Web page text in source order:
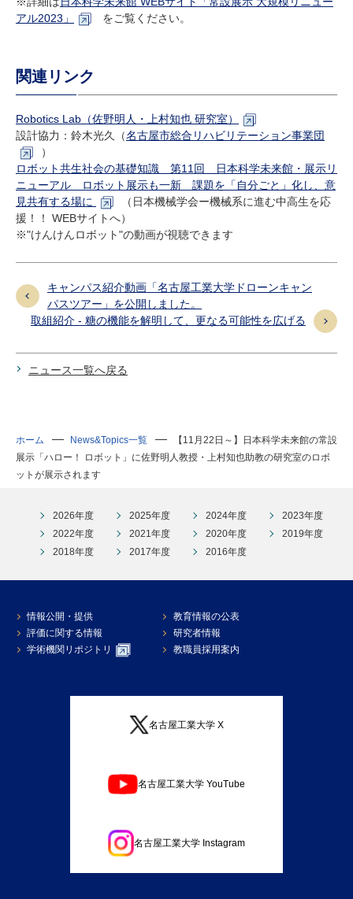
アル2023」
をご覧ください。
関連リンク
Robotics Lab（佐野明人・上村知也 研究室）
設計協力：鈴木光久（名古屋市総合リハビリテーション事業団
）
ロボット共生社会の基礎知識 第11回 日本科学未来館・展示リ
ニューアル ロボット展示も一新 課題を「自分ごと」化し、意
見共有する場に
（日本機械学会ー機械系に進む中高生を応
援！！ WEBサイトへ）
※"けんけんロボット"の動画が視聴できます
キャンパス紹介動画「名古屋工業大学ドローンキャン
パスツアー」を公開しました。
取組紹介 - 糖の機能を解明して、更なる可能性を広げる
ニュース一覧へ戻る
ホーム News&Topics一覧
【11月22日～】日本科学未来館の常設
展示「ハロー！ ロボット」に佐野明人教授・上村知也助教の研究室のロボ
ットが展示されます
2026年度 2025年度 2024年度
2023年度
2022年度
2021年度 2020年度
2019年度
2018年度
2017年度 2016年度
情報公開・提供
教育情報の公表
評価に関する情報
研究者情報
学術機関リポジトリ
教職員採用案内
名古屋工業大学 X
名古屋工業大学 YouTube
名古屋工業大学 Instagram